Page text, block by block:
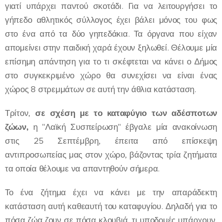
γιατί υπάρχει παντού σκοτάδι. Για να λειτουργήσει το
γήπεδο αθλητικός σύλλογος έχει βάλει μόνος του φως
στο ένα από τα δύο γηπεδάκια. Τα όργανα που είχαν
απομείνει στην παιδική χαρά έχουν ξηλωθεί. Θέλουμε μία
επίσημη απάντηση για το τι σκέφτεται να κάνει ο Δήμος
στο συγκεκριμένο χώρο θα συνεχίσει να είναι ένας
χώρος 8 στρεμμάτων σε αυτή την άθλια κατάσταση.
Τρίτον,σε σχέση με το καταφύγιο των αδέσποτων
ζώων, η "Λαϊκή Συσπείρωση" έβγαλε μία ανακοίνωση
στις 25 Σεπτέμβρη, έπειτα από επίσκεψη
αντιπροσωπείας μας στον χώρο, βάζοντας τρία ζητήματα
τα οποία θέλουμε να απαντηθούν σήμερα.
Το ένα ζήτημα έχει να κάνει με την απαράδεκτη
κατάσταση αυτή καθεαυτή του καταφυγίου. Δηλαδή για το